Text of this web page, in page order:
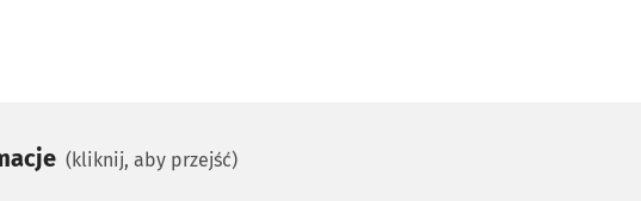
(kliknij, aby przejść)